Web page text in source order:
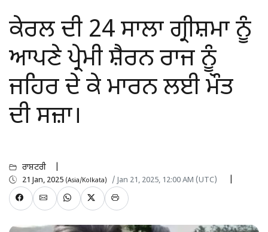
ਕੇਰਲ ਦੀ 24 ਸਾਲਾ ਗ੍ਰੀਸ਼ਮਾ ਨੂੰ
ਆਪਣੇ ਪ੍ਰੇਮੀ ਸ਼ੈਰਨ ਰਾਜ ਨੂੰ
ਜਹਿਰ ਦੇ ਕੇ ਮਾਰਨ ਲਈ ਮੌਤ
ਦੀ ਸਜ਼ਾ।
ਰਾਸ਼ਟਰੀ
21 Jan, 2025 (Asia/Kolkata) / Jan 21, 2025, 12:00 AM (UTC)